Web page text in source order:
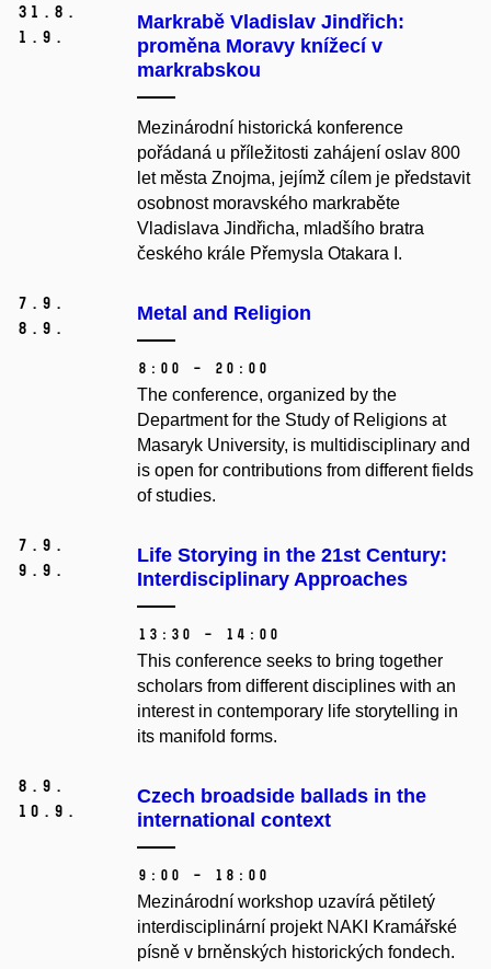
31. 8.
1. 9.
Markrabě Vladislav Jindřich:
proměna Moravy knížecí v
markrabskou
Mezinárodní historická konference
pořádaná u příležitosti zahájení oslav 800
let města Znojma, jejímž cílem je představit
osobnost moravského markraběte
Vladislava Jindřicha, mladšího bratra
českého krále Přemysla Otakara I.
7. 9.
8. 9.
Metal and Religion
8:00 – 20:00
The conference, organized by the
Department for the Study of Religions at
Masaryk University, is multidisciplinary and
is open for contributions from different fields
of studies.
7. 9.
9. 9.
Life Storying in the 21st Century:
Interdisciplinary Approaches
13:30 – 14:00
This conference seeks to bring together
scholars from different disciplines with an
interest in contemporary life storytelling in
its manifold forms.
8. 9.
10. 9.
Czech broadside ballads in the
international context
9:00 – 18:00
Mezinárodní workshop uzavírá pětiletý
interdisciplinární projekt NAKI Kramářské
písně v brněnských historických fondech.